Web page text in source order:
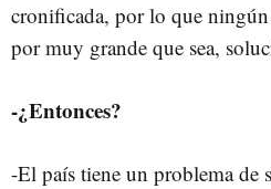
cronificada, por lo que
por muy grande que sea,
-¿Entonces?
-El país tiene un problema de